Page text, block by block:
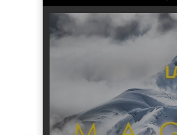
Nuit de la Glisse 2018